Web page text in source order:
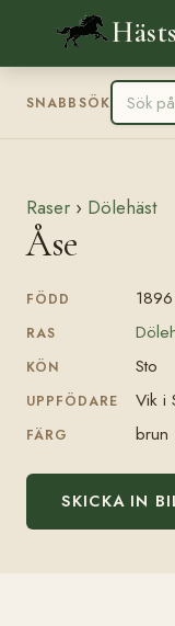
SNABBSÖK
Raser › Dölehäst
Åse
FÖDD 1896
RAS
KÖN Sto
UPPFÖDARE Vik i
FÄRG brun
SKICKA IN